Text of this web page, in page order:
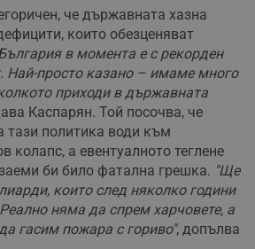
че държавната хазна
които обезценяват
в момента е с рекорден
Най-просто казано – имаме много
приходи в държавната
Каспарян. Той посочва, че
тази политика води към
колапс, а евентуалното теглене
би било фатална грешка. "Ще
които след няколко години
няма да спрем харчовете, а
гасим пожара с гориво", допълва